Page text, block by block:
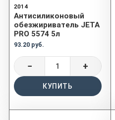
2014
Антисиликоновый
обезжириватель JETA
PRO 5574 5л
93.20 руб.
− +
КУПИТЬ